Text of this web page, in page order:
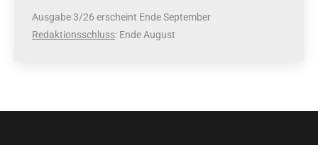
Ausgabe 3/26 erscheint Ende September
Redaktionsschluss: Ende August